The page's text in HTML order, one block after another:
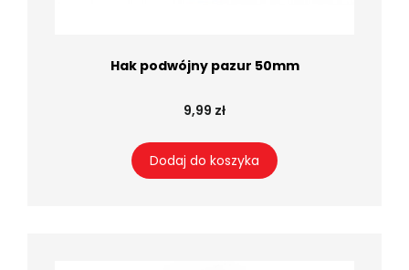
Hak podwójny pazur 50mm
9,99 zł
Dodaj do koszyka